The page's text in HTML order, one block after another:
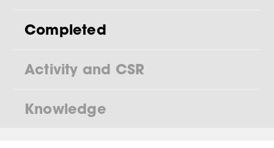
Completed
Activity and CSR
Knowledge